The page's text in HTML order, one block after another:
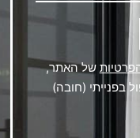
של האתר,
בפנייתי (חובה)